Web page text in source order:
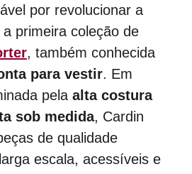
por revolucionar a
primeira coleção de
, também conhecida
para vestir. Em
pela alta costura
sob medida, Cardin
de qualidade
escala, acessíveis e